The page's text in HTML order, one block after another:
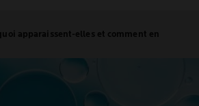
apparaissent-elles et comment en